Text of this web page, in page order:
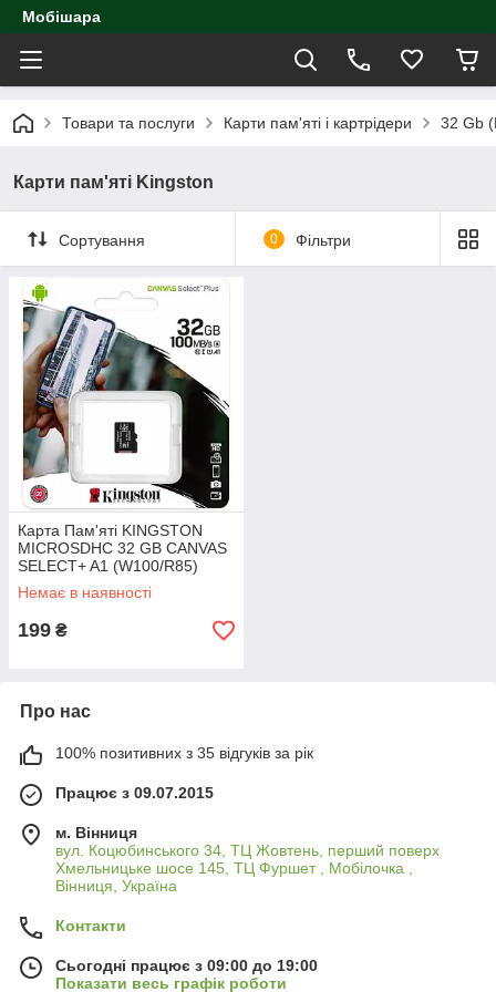
Мобішара
Товари та послуги Карти пам'яті і картрідери 32 Gb
Карти пам'яті Kingston
Сортування 0 Фільтри
Карта Пам'яті KINGSTON
MICROSDHC 32 GB CANVAS
SELECT+ A1 (W100/R85)
Немає в наявності
199 ₴
Про нас
100% позитивних з 35 відгуків за рік
Працює з 09.07.2015
м. Вінниця
вул. Коцюбинського 34, ТЦ Жовтень, перший поверх
Хмельницьке шосе 145, ТЦ Фуршет , Мобілочка ,
Вінниця, Україна
Контакти
Сьогодні працює з 09:00 до 19:00
Показати весь графік роботи